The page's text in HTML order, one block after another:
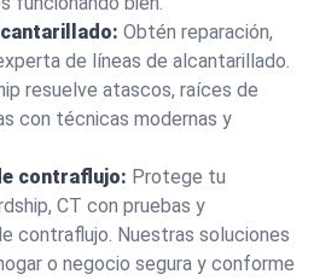
Obtén reparación,
de líneas de alcantarillado.
resuelve atascos, raíces de
con técnicas modernas y
contraflujo: Protege tu
CT con pruebas y
contraflujo. Nuestras soluciones
o negocio segura y conforme